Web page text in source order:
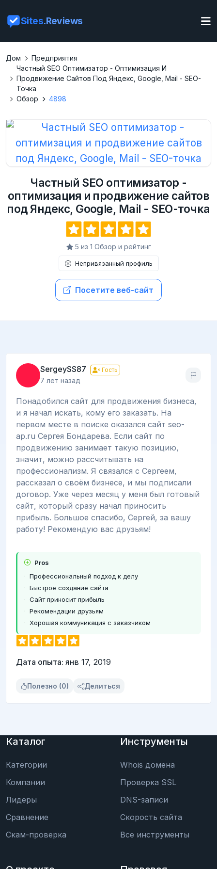
Sites.Reviews
Дом
Предприятия
Частный SEO Оптимизатор - Оптимизация И
Продвижение Сайтов Под Яндекс, Google, Mail - SEO-
Точка
Обзор
4898
Частный SEO оптимизатор -
оптимизация и продвижение сайтов
под Яндекс, Google, Mail - SEO-точка
5 из 1 Обзор и рейтинг
Непривязанный профиль
Посетите веб-сайт
SergeySS87 Гость
7 лет назад
Понадобился сайт для продвижения бизнеса,
и я начал искать, кому его заказать. На
первом месте в поиске оказался сайт seo-
ap.ru Сергея Бондарева. Если сайт по
продвижению занимает такую позицию,
значит, можно рассчитывать на
профессионализм. Я связался с Сергеем,
рассказал о своём бизнесе, и мы подписали
договор. Уже через месяц у меня был готовый
сайт, который сразу начал приносить
прибыль. Большое спасибо, Сергей, за вашу
работу! Рекомендую вас друзьям!
Pros
Профессиональный подход к делу
Быстрое создание сайта
Сайт приносит прибыль
Рекомендации друзьям
Хорошая коммуникация с заказчиком
Дата опыта: янв 17, 2019
Полезно (0) Делиться
Каталог
Категории
Компании
Лидеры
Сравнение
Скам-проверка
Инструменты
Whois домена
Проверка SSL
DNS-записи
Скорость сайта
Все инструменты